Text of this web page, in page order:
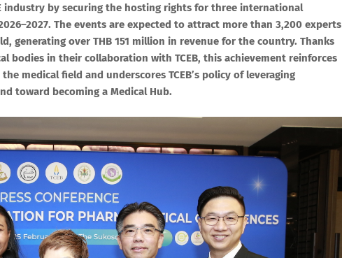
industry by securing the hosting rights for three international
The events are expected to attract more than 3,200 experts
generating over THB 151 million in revenue for the country. Thanks
bodies in their collaboration with TCEB, this achievement reinforces
medical field and underscores TCEB’s policy of leveraging
toward becoming a Medical Hub.